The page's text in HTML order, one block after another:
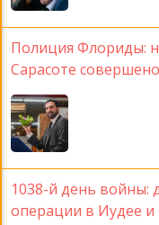
Полиция Флориды:
Сарасоте
1038-й день войны:
операции в Иудее